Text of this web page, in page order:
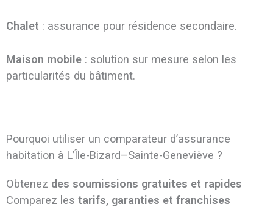
Chalet : assurance pour résidence secondaire.
Maison mobile: solution sur mesure selon les
particularités du bâtiment.
Pourquoi utiliser un comparateur d’assurance
habitation à L’Île-Bizard–Sainte-Geneviève ?
Obtenez des soumissions gratuites et rapides
Comparez les tarifs, garanties et franchises